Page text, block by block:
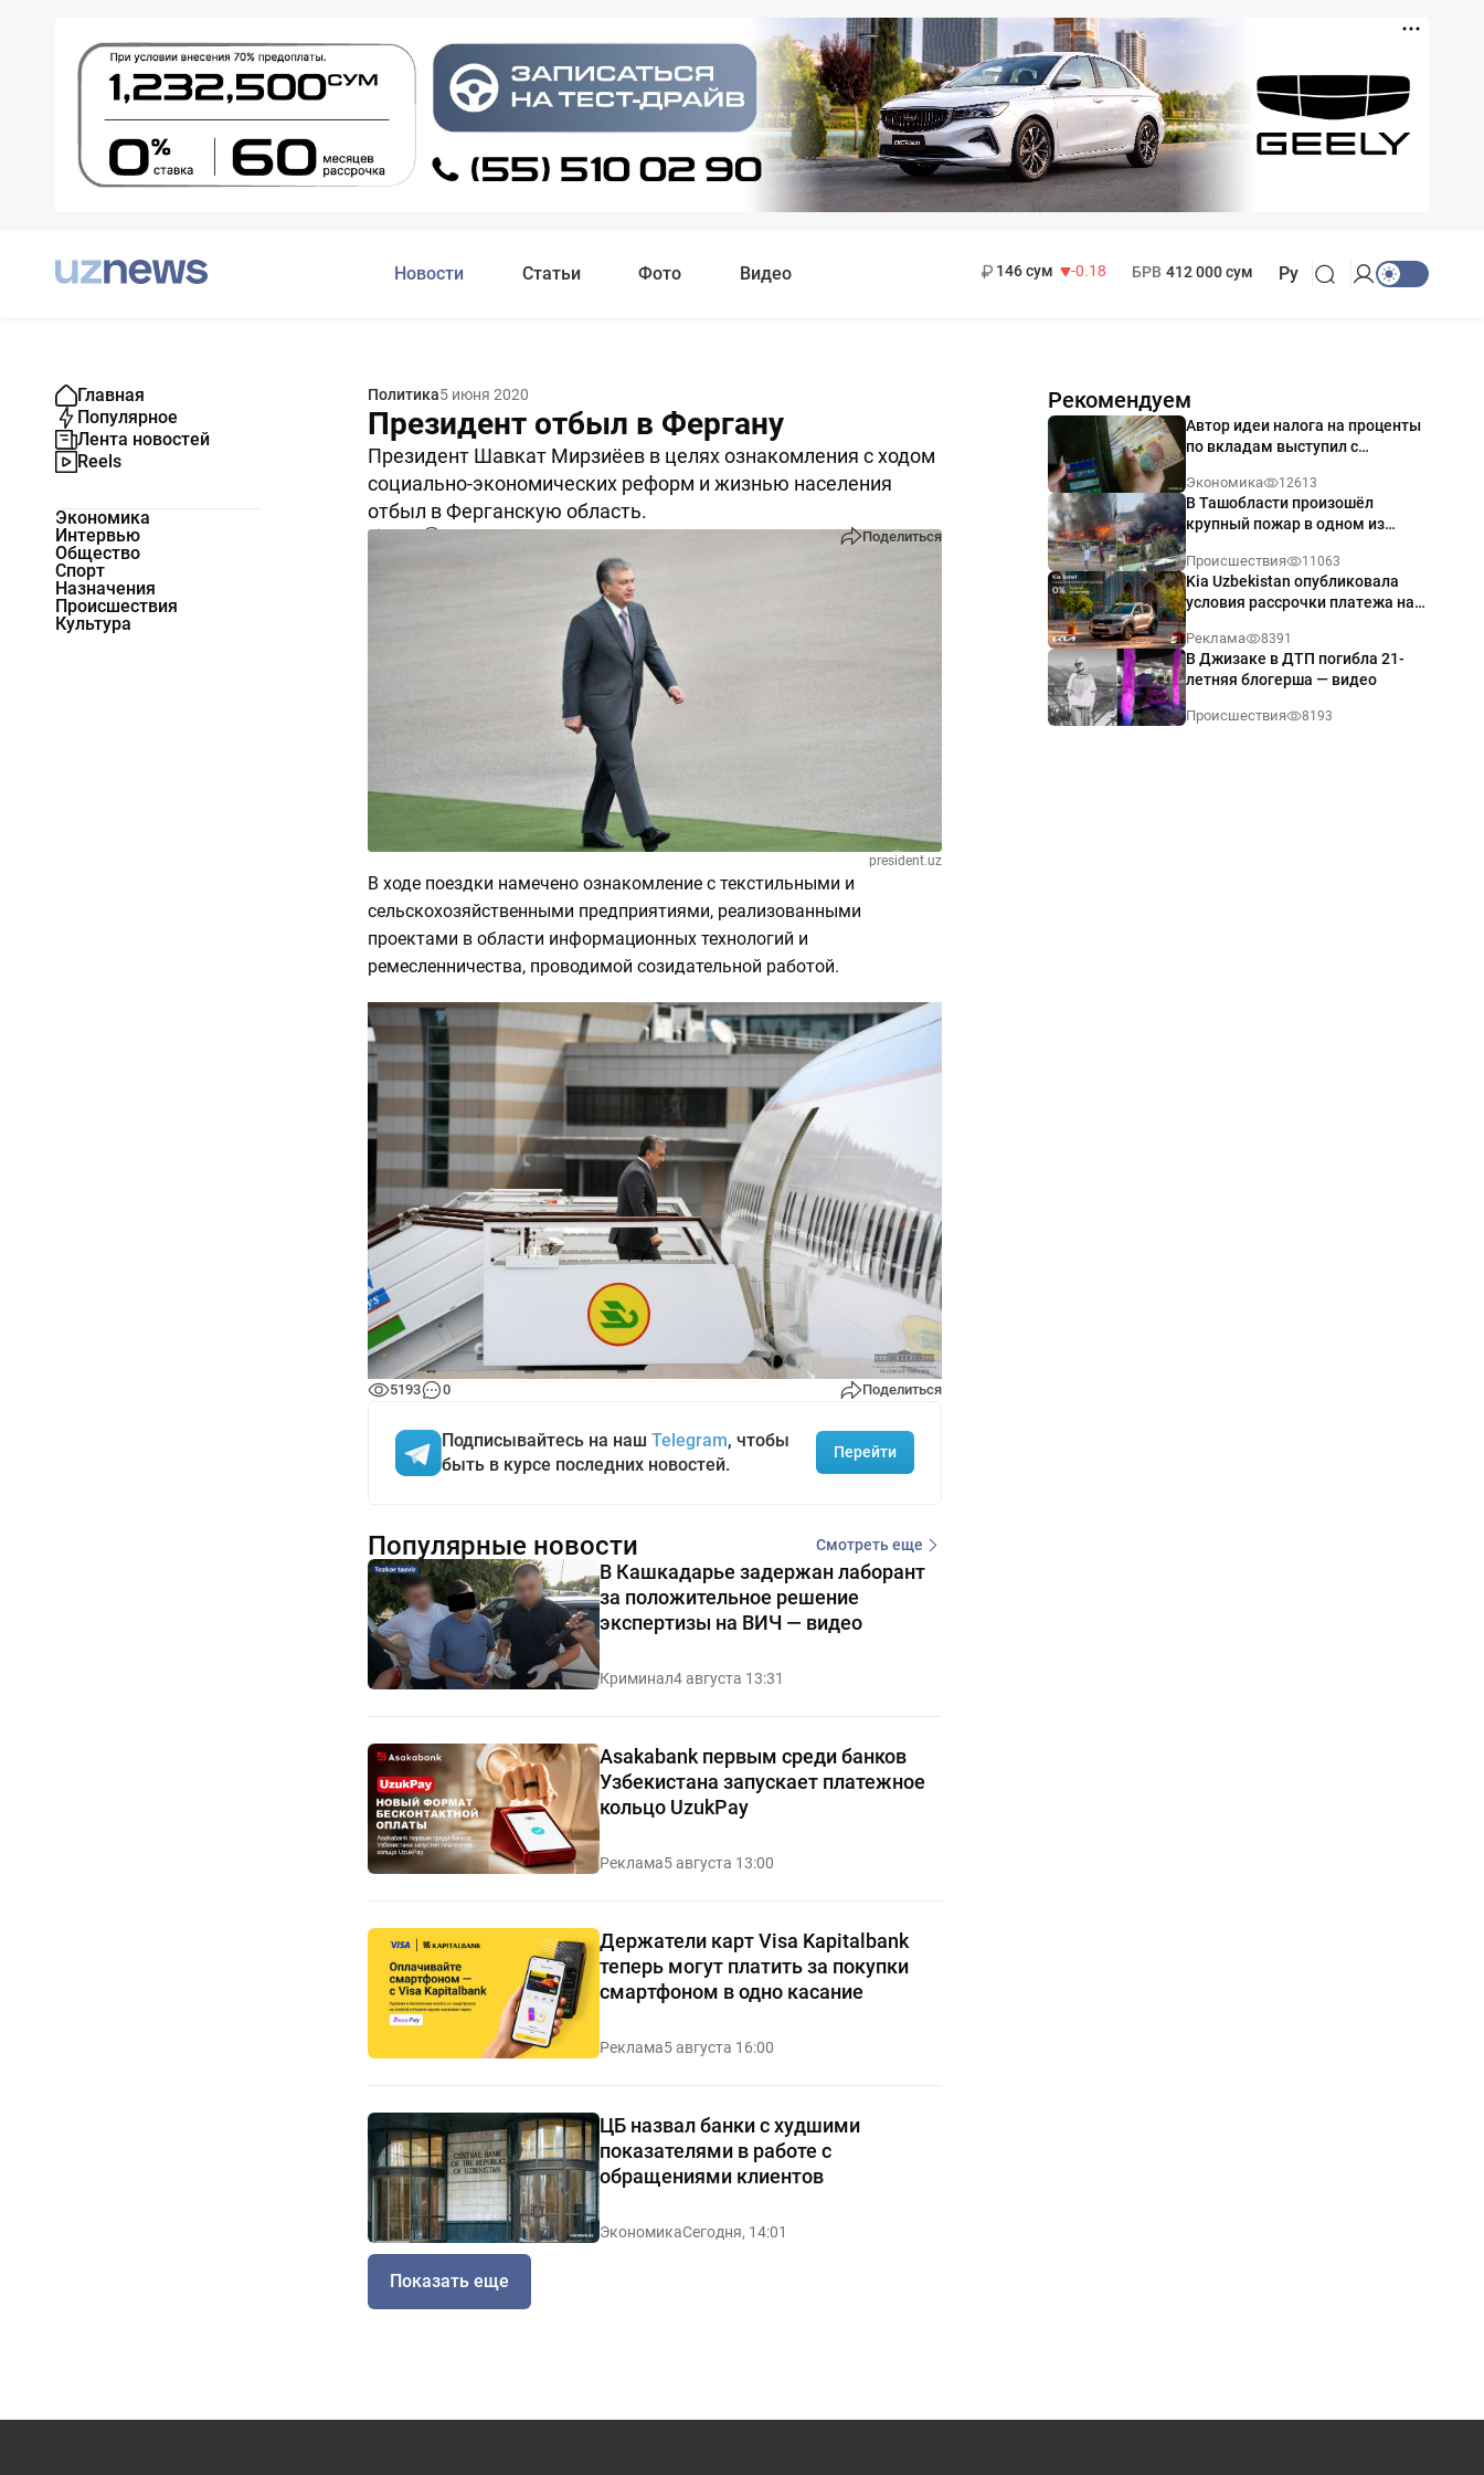
Новости Статьи Фото Видео
146 сум
-0.18
БРВ 412 000 сум Ру
Главная
Популярное
Лента новостей
Reels
Экономика
Интервью
Общество
Спорт
Назначения
Происшествия
Культура
Политика5 июня 2020
Президент отбыл в Фергану
Президент Шавкат Мирзиёев в целях ознакомления с ходом
социально-экономических реформ и жизнью населения
отбыл в Ферганскую область.
Поделиться
president.uz
В ходе поездки намечено ознакомление с текстильными и
сельскохозяйственными предприятиями, реализованными
проектами в области информационных технологий и
ремесленничества, проводимой созидательной работой.
5193 0 Поделиться
Подписывайтесь на наш Telegram, чтобы
быть в курсе последних новостей.
Перейти
Рекомендуем
Автор идеи налога на проценты
по вкладам выступил с
Экономика 12613
В Ташобласти произошёл
крупный пожар в одном из
Происшествия 11063
Kia Uzbekistan опубликовала
условия рассрочки платежа на
годовых
Реклама 8391
В Джизаке в ДТП погибла 21-
летняя блогерша — видео
Происшествия 8193
Популярные новости Смотреть еще
В Кашкадарье задержан лаборант
за положительное решение
экспертизы на ВИЧ — видео
Криминал4 августа 13:31
Asakabank первым среди банков
Узбекистана запускает платежное
кольцо UzukPay
Реклама5 августа 13:00
Держатели карт Visa Kapitalbank
теперь могут платить за покупки
смартфоном в одно касание
Реклама5 августа 16:00
ЦБ назвал банки с худшими
показателями в работе с
обращениями клиентов
ЭкономикаСегодня, 14:01
Показать еще